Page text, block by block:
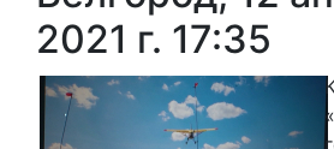
2021 г. 17:35